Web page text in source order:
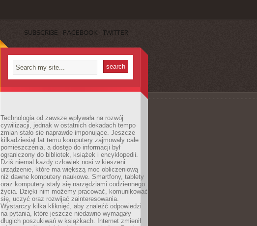
SUBSCRIBE FACEBOOK TWITTER
Technologia od zawsze wpływała na rozwój
cywilizacji, jednak w ostatnich dekadach tempo
zmian stało się naprawdę imponujące. Jeszcze
kilkadziesiąt lat temu komputery zajmowały całe
pomieszczenia, a dostęp do informacji był
ograniczony do bibliotek, książek i encyklopedii.
Dziś niemal każdy człowiek nosi w kieszeni
urządzenie, które ma większą moc obliczeniową
niż dawne komputery naukowe. Smartfony, tablety
oraz komputery stały się narzędziami codziennego
życia. Dzięki nim możemy pracować, komunikować
się, uczyć oraz rozwijać zainteresowania.
Wystarczy kilka kliknięć, aby znaleźć odpowiedzi
na pytania, które jeszcze niedawno wymagały
długich poszukiwań w książkach. Internet zmienił